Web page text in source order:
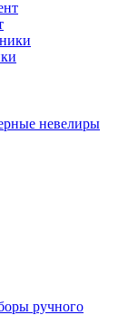
невелиры
ручного